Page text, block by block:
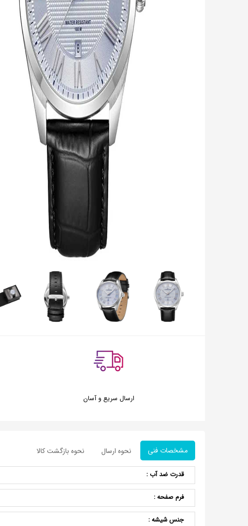
ارسال سریع و آسان
مشخصات فنی نحوه ارسال نحوه بازگشت کالا
قدرت ضد آب :
فرم صفحه :
جنس شیشه :